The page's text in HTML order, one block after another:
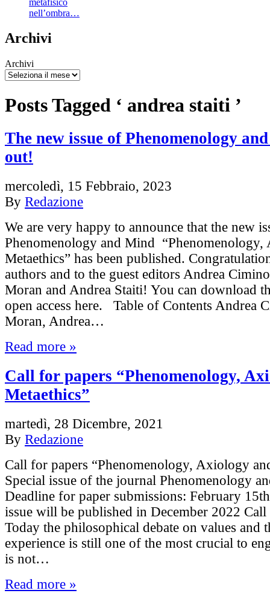
nell’ombra…
Archivi
Archivi
Posts Tagged ‘ andrea staiti ’
The new issue of Phenomenology
out!
mercoledì, 15 Febbraio, 2023
By Redazione
We are very happy to announce that the new
Phenomenology and Mind “Phenomenology,
Metaethics” has been published.
authors and to the guest editors Andrea
Moran and Andrea Staiti! You can download
open access here. Table of Contents Andrea
Moran, Andrea…
Read more »
Call for papers “Phenomenology,
Metaethics”
martedì, 28 Dicembre, 2021
By Redazione
Call for papers “Phenomenology, Axiology
Special issue of the journal Phenomenology
Deadline for paper submissions: February
issue will be published in December 2022 Call
Today the philosophical debate on values and
experience is still one of the most crucial to
is not…
Read more »